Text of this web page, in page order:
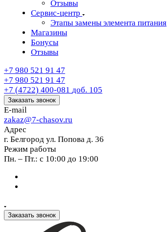
Отзывы
Сервис-центр
Этапы замены элемента питания
Магазины
Бонусы
Отзывы
+7 980 521 91 47
+7 980 521 91 47
+7 (4722) 400-081 доб. 105
Заказать звонок
E-mail
zakaz@7-chasov.ru
Адрес
г. Белгород ул. Попова д. 36
Режим работы
Пн. – Пт.: с 10:00 до 19:00
Заказать звонок